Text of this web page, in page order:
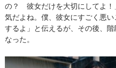
の？ 彼女だけを大切にしてよ！
気だよね。僕、彼女にすごく悪
するよ」と伝えるが、その後、
なった。